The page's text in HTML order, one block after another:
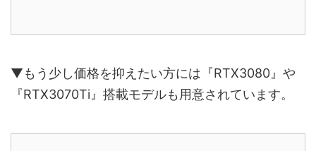
▼もう少し価格を抑えたい方には『RTX3080』や
『RTX3070Ti』搭載モデルも用意されています。